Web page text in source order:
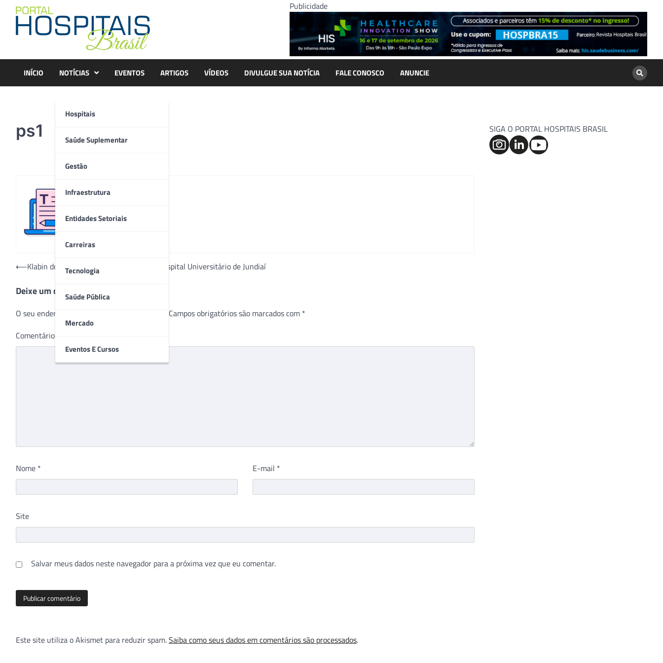
content
Publicidade
INÍCIO NOTÍCIAS
Hospitais
Saúde Suplementar
Gestão
Infraestrutura
Entidades Setoriais
Carreiras
Tecnologia
Saúde Pública
Mercado
Eventos E Cursos
EVENTOS ARTIGOS VÍDEOS DIVULGUE SUA NOTÍCIA FALE CONOSCO ANUNCIE
ps1
Navegação
Post
⟵Klabin doa kits para os profissionais do Hospital Universitário de Jundiaí
Deixe um comentário
O seu endereço de e-mail não será publicado. Campos obrigatórios são marcados com *
Comentário
Nome * E-mail *
Site
Salvar meus dados neste navegador para a próxima vez que eu comentar.
Este site utiliza o Akismet para reduzir spam.Saiba como seus dados em comentários são processados.
SIGA O PORTAL HOSPITAIS BRASIL